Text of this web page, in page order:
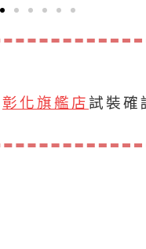
彰化旗艦店試裝確